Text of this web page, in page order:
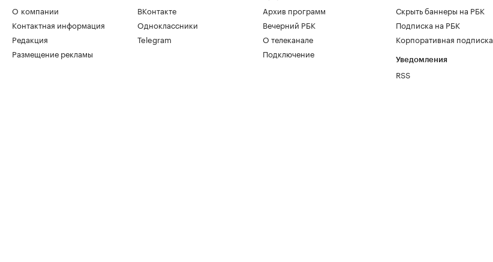
О компании
Контактная информация
Редакция
Размещение рекламы
ВКонтакте
Одноклассники
Telegram
Архив программ
Вечерний РБК
О телеканале
Подключение
Скрыть баннеры на РБК
Подписка на РБК
Корпоративная подписка
Уведомления
RSS